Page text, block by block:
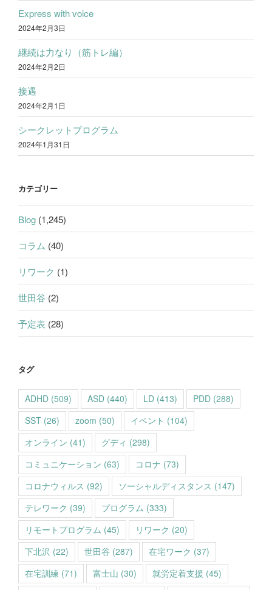
Express with voice
2024年2月3日
継続は力なり（筋トレ編）
2024年2月2日
接遇
2024年2月1日
シークレットプログラム
2024年1月31日
カテゴリー
Blog (1,245)
コラム (40)
リワーク (1)
世田谷 (2)
予定表 (28)
タグ
ADHD (509) ASD (440) LD (413) PDD (288)
SST (26) zoom (50) イベント (104)
オンライン (41) グディ (298)
コミュニケーション (63) コロナ (73)
コロナウィルス (92) ソーシャルディスタンス (147)
テレワーク (39) プログラム (333)
リモートプログラム (45) リワーク (20)
下北沢 (22) 世田谷 (287) 在宅ワーク (37)
在宅訓練 (71) 富士山 (30) 就労定着支援 (45)